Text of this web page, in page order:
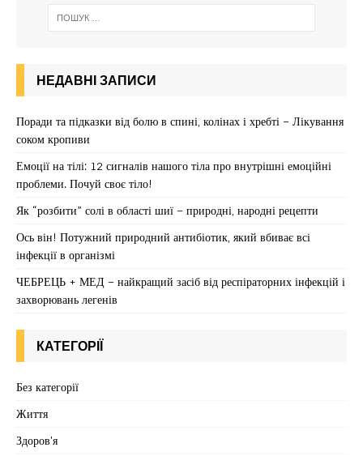
НЕДАВНІ ЗАПИСИ
Поради та підказки від болю в спині, колінах і хребті – Лікування
соком кропиви
Емоції на тілі: 12 сигналів нашого тіла про внутрішні емоційні
проблеми. Почуй своє тіло!
Як “розбити” солі в області шиї – природні, народні рецепти
Ось він! Потужний природний антибіотик, який вбиває всі
інфекції в організмі
ЧЕБРЕЦЬ + МЕД – найкращий засіб від респіраторних інфекцій і
захворювань легенів
КАТЕГОРІЇ
Без категорії
Життя
Здоров'я